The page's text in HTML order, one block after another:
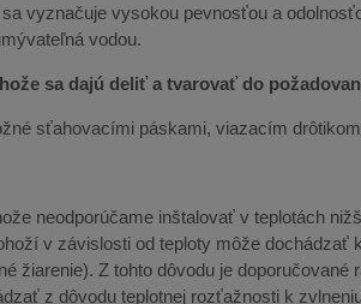
sa vyznačuje vysokou pevnosťou a
vodou.
sa dajú deliť a tvarovať do
sťahovacími páskami, viazacím
neodporúčame inštalovať v teplotách
v závislosti od teploty môže
žiarenie). Z tohto dôvodu je
z dôvodu teplotnej rozťažnosti k